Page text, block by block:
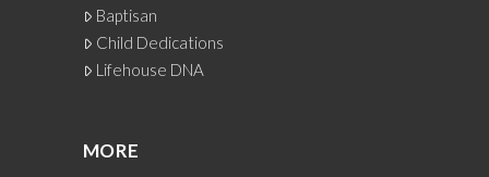
Baptisan
Child Dedications
Lifehouse DNA
MORE